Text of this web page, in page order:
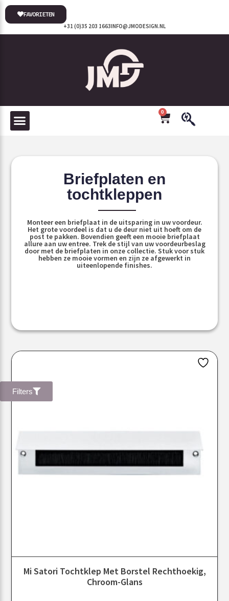
INFO@JMODESIGN.NL
+31 (0)35 203 1663
FAVORIETEN
0
Briefplaten en
tochtkleppen
Monteer een briefplaat in de uitsparing in uw voordeur.
Het grote voordeel is dat u de deur niet uit hoeft om de
post te pakken. Bovendien geeft een mooie briefplaat
allure aan uw entree. Trek de stijl van uw voordeurbeslag
door met de briefplaten in onze collectie. Stuk voor stuk
hebben ze mooie vormen en zijn ze afgewerkt in
uiteenlopende finishes.
Filters
Mi Satori Tochtklep Met Borstel Rechthoekig,
Chroom-Glans